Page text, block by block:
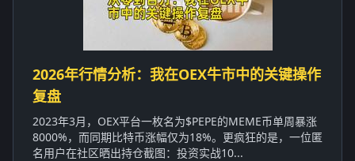
2026年行情分析：我在OEX牛市中的关键操作
复盘
2023年3月，OEX平台一枚名为$PEPE的MEME币单周暴涨
8000%，而同期比特币涨幅仅为18%。更疯狂的是，一位匿
名用户在社区晒出持仓截图：投资实战10...